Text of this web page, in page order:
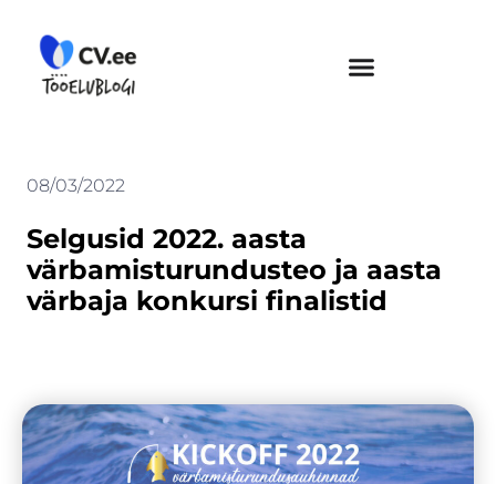
content
08/03/2022
Selgusid 2022. aasta
värbamisturundusteo ja aasta
värbaja konkursi finalistid